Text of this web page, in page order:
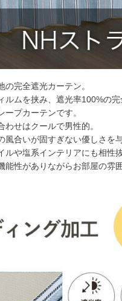
完全遮光カーテン。
ムを挟み、遮光率100%の完
プカーテンです。
せはクールで男性的。
合いが固すぎない優しさを与
や塩系インテリアにも相性抜
性がありながらお部屋の雰